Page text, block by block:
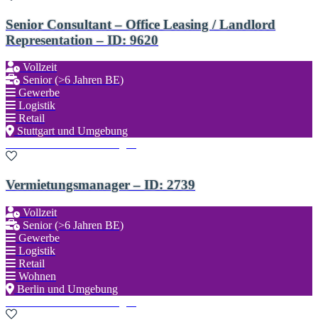
Senior Consultant – Office Leasing / Landlord
Representation – ID: 9620
Vollzeit
Senior (>6 Jahren BE)
Gewerbe
Logistik
Retail
Stuttgart und Umgebung
Vermietungsmanager – ID: 2739
Vollzeit
Senior (>6 Jahren BE)
Gewerbe
Logistik
Retail
Wohnen
Berlin und Umgebung